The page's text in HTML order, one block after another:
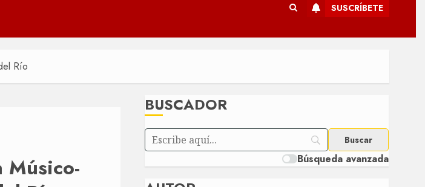
SUSCRÍBETE
Río
Músico-
BUSCADOR
Búsqueda avanzada